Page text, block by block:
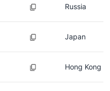
Russia
Japan
Hong Kong